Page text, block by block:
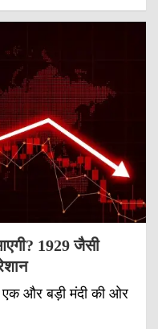
1929 जैसी
एक और बड़ी मंदी की ओर